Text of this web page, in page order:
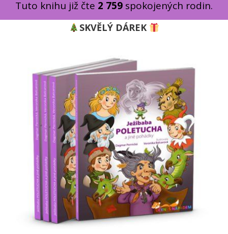
Tuto knihu již čte 2 759 spokojených rodin.
SKVĚLÝ DÁREK